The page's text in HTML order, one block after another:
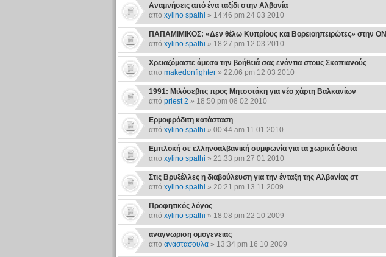
Αναμνήσεις από ένα ταξίδι στην Αλβανία
από xylino spathi » 14:46 pm 24 03 2010
ΠΑΠΑΜΙΜΙΚΟΣ: «Δεν θέλω Κυπρίους και Βορειοηπειρώτες» στην ΟΝ
από xylino spathi » 18:27 pm 12 03 2010
Xρειαζόμαστε άμεσα την βοήθειά σας ενάντια στους Σκοπιανούς
από makedonfighter» 22:06 pm 12 03 2010
1991: Μιλόσεβιτς προς Μητσοτάκη για νέο χάρτη Βαλκανίων
από priest 2 » 18:50 pm 08 02 2010
Ερμαφρόδιτη κατάσταση
από xylino spathi » 00:44 am 11 01 2010
Εμπλοκή σε ελληνοαλβανική συμφωνία για τα χωρικά ύδατα
από xylino spathi » 21:33 pm 27 01 2010
Στις Βρυξέλλες η διαβούλευση για την ένταξη της Αλβανίας στ
από xylino spathi » 20:21 pm 13 11 2009
Προφητικός λόγος
από xylino spathi » 18:08 pm 22 10 2009
αναγνωριση ομογενειας
από αναστασουλα» 13:34 pm 16 10 2009